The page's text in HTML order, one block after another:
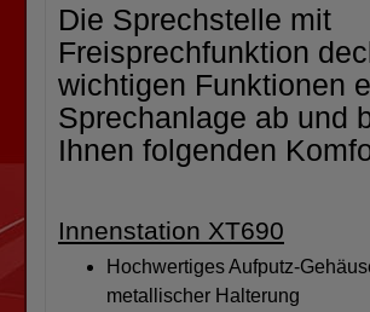
Die Sprechstelle mit
Freisprechfunktion
wichtigen Funktionen
Sprechanlage ab und
Ihnen folgenden
Innenstation XT690
Hochwertiges Aufputz-
metallischer Halterung